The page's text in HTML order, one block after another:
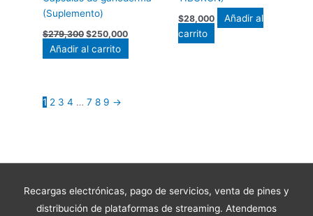
(Suplemento)
$279,300 $250,000
Añadir al carrito
$28,000
Añadir al
carrito
1 2 3 4 … 7 8 9 →
Recargas electrónicas, pago de servicios, venta de pines y
distribución de plataformas de streaming. Atendemos